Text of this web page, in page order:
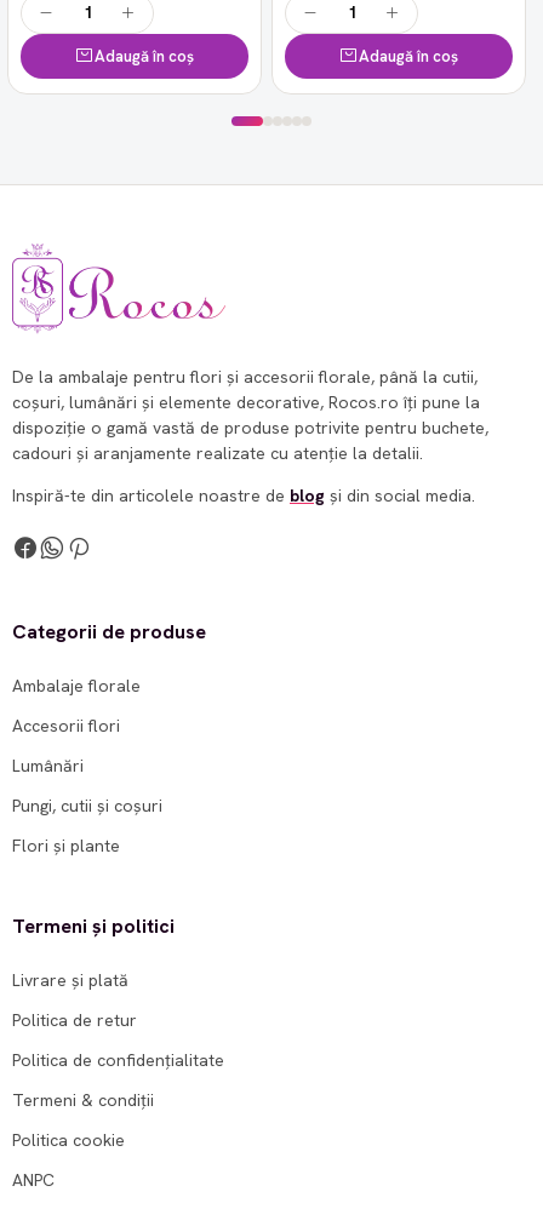
Adaugă în coș Adaugă în coș
De la ambalaje pentru flori și accesorii florale, până la cutii,
coșuri, lumânări și elemente decorative, Rocos.ro îți pune la
dispoziție o gamă vastă de produse potrivite pentru buchete,
cadouri și aranjamente realizate cu atenție la detalii.
Inspiră-te din articolele noastre de blog și din social media.
Categorii de produse
Ambalaje florale
Accesorii flori
Lumânări
Pungi, cutii și coșuri
Flori și plante
Termeni și politici
Livrare și plată
Politica de retur
Politica de confidențialitate
Termeni & condiții
Politica cookie
ANPC